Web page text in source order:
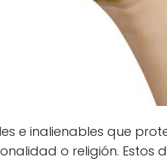
e inalienables que
o religión. Estos